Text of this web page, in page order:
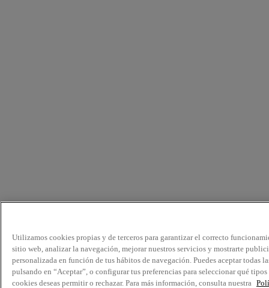
Utilizamos cookies propias y de terceros para garantizar el correcto
sitio web, analizar la navegación, mejorar nuestros servicios y mostrarte
personalizada en función de tus hábitos de navegación. Puedes aceptar todas
pulsando en “Aceptar”, o configurar tus preferencias para seleccionar qué tipos
cookies deseas permitir o rechazar. Para más información, consulta nuestra